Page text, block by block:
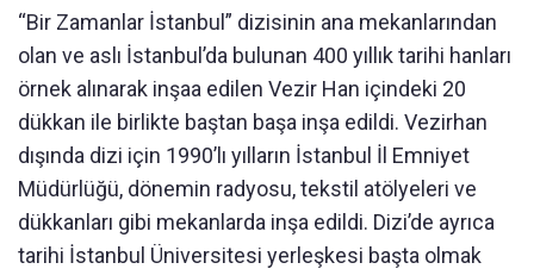
“Bir Zamanlar İstanbul” dizisinin ana mekanlarından
olan ve aslı İstanbul’da bulunan 400 yıllık tarihi hanları
örnek alınarak inşaa edilen Vezir Han içindeki 20
dükkan ile birlikte baştan başa inşa edildi. Vezirhan
dışında dizi için 1990’lı yılların İstanbul İl Emniyet
Müdürlüğü, dönemin radyosu, tekstil atölyeleri ve
dükkanları gibi mekanlarda inşa edildi. Dizi’de ayrıca
tarihi İstanbul Üniversitesi yerleşkesi başta olmak